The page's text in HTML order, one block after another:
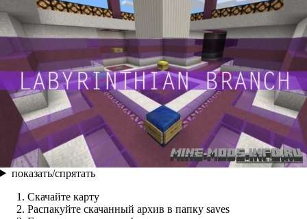
показать/спрятать
Скачайте карту
Распакуйте скачанный архив в папку saves